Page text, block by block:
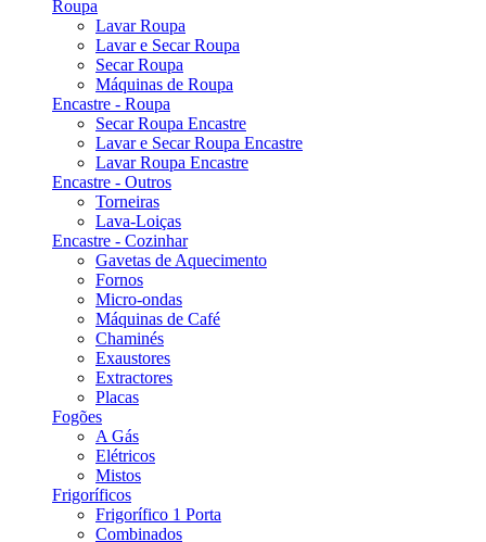
Roupa
Lavar Roupa
Lavar e Secar Roupa
Secar Roupa
Máquinas de Roupa
Encastre - Roupa
Secar Roupa Encastre
Lavar e Secar Roupa Encastre
Lavar Roupa Encastre
Encastre - Outros
Torneiras
Lava-Loiças
Encastre - Cozinhar
Gavetas de Aquecimento
Fornos
Micro-ondas
Máquinas de Café
Chaminés
Exaustores
Extractores
Placas
Fogões
A Gás
Elétricos
Mistos
Frigoríficos
Frigorífico 1 Porta
Combinados